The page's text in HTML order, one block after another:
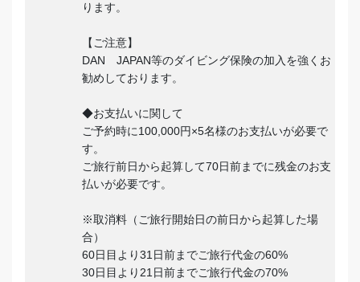
ります。
【ご注意】
DAN JAPAN等のダイビング保険の加入を強くお
勧めしております。
◆お支払いに関して
ご予約時に100,000円×5名様のお支払いが必要で
す。
ご旅行前日から起算して70日前までに残金のお支
払いが必要です。
※取消料（ご旅行開始日の前日から起算した場
合）
60日目より31日前までご旅行代金の60%
30日目より21日前までご旅行代金の70%